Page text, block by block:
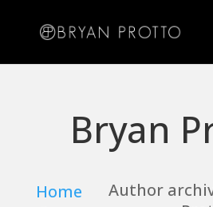
Bryan
Home
Author